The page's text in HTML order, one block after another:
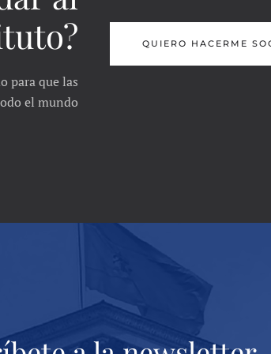
para que las
el mundo
QUIERO HACERME